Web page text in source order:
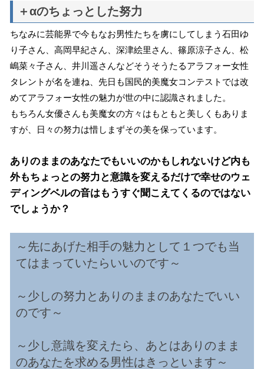
＋αのちょっとした努力
ちなみに芸能界で今もなお男性たちを虜にしてしまう石田ゆ
り子さん、高岡早紀さん、深津絵里さん、篠原涼子さん、松
嶋菜々子さん、井川遥さんなどそうそうたるアラフォー女性
タレントが名を連ね、先日も国民的美魔女コンテストでは改
めてアラフォー女性の魅力が世の中に認識されました。
もちろん女優さんも美魔女の方々はもともと美しくもありま
すが、日々の努力は惜しまずその美を保っています。
ありのままのあなたでもいいのかもしれないけど内も
外もちょっとの努力と意識を変えるだけで幸せのウェ
ディングベルの音はもうすぐ聞こえてくるのではない
でしょうか？
～先にあげた相手の魅力として１つでも当
てはまっていたらいいのです～
～少しの努力とありのままのあなたでいい
のです～
～少し意識を変えたら、あとはありのまま
のあなたを求める男性はきっといます～